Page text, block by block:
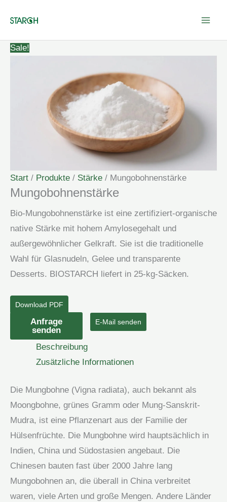
Inhalt
Sale!
Start / Produkte / Stärke / Mungobohnenstärke
Mungobohnenstärke
Bio-Mungobohnenstärke ist eine zertifiziert-organische
native Stärke mit hohem Amylosegehalt und
außergewöhnlicher Gelkraft. Sie ist die traditionelle
Wahl für Glasnudeln, Gelee und transparente
Desserts. BIOSTARCH liefert in 25-kg-Säcken.
Download PDF
Mungobohnenstärke
Menge
Anfrage
senden
E-Mail senden
Beschreibung
Zusätzliche Informationen
Die Mungbohne (Vigna radiata), auch bekannt als
Moongbohne, grünes Gramm oder Mung-Sanskrit-
Mudra, ist eine Pflanzenart aus der Familie der
Hülsenfrüchte. Die Mungbohne wird hauptsächlich in
Indien, China und Südostasien angebaut. Die
Chinesen bauten fast über 2000 Jahre lang
Mungobohnen an, die überall in China verbreitet
waren, viele Arten und große Mengen. Andere Länder